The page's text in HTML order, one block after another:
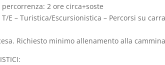
2 ore circa+soste
T/E – Turistica/Escursionistica – Percorsi su
Richiesto minimo allenamento alla